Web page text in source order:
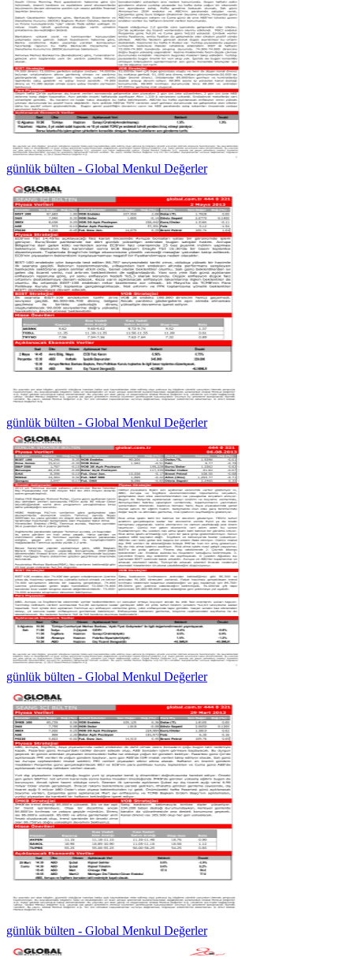
günlük bülten - Global Menkul Değerler
günlük bülten - Global Menkul Değerler
günlük bülten - Global Menkul Değerler
günlük bülten - Global Menkul Değerler